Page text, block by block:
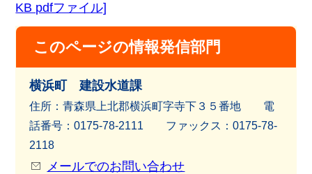
KB pdfファイル]
このページの情報発信部門
横浜町 建設水道課
住所：青森県上北郡横浜町字寺下３５番地 電
話番号：0175-78-2111 ファッ クス：0175-78-
2118
メールでのお問い合わせ